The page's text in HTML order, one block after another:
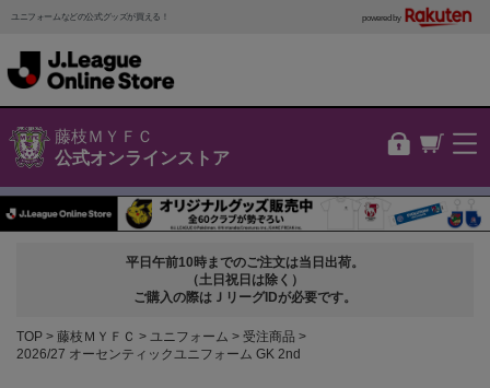
ユニフォームなどの公式グッズが買える！ powered by
藤枝ＭＹＦＣ
公式オンラインストア
平日午前10時までのご注文は当日出荷。
（土日祝日は除く）
ご購入の際はＪリーグIDが必要です。
TOP 藤枝ＭＹＦＣ ユニフォーム
受注商品
2026/27 オーセンティックユニフォーム GK 2nd